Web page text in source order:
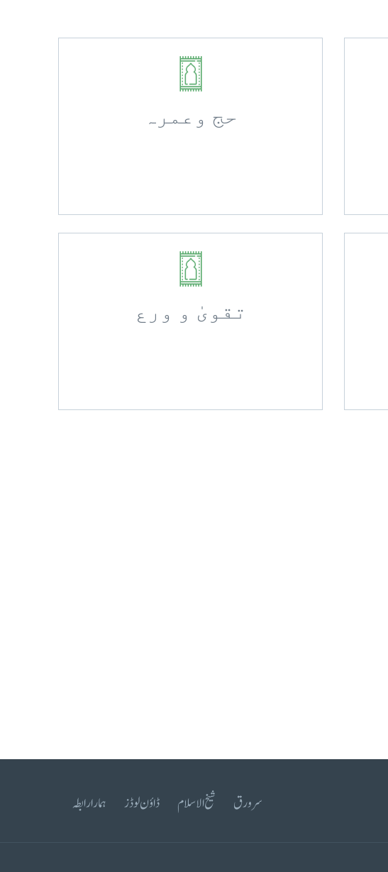
حج وعمرہ
تقویٰ و ورع
سرورق شیخ الاسلام ڈاؤن لوڈز ہمارا رابطہ